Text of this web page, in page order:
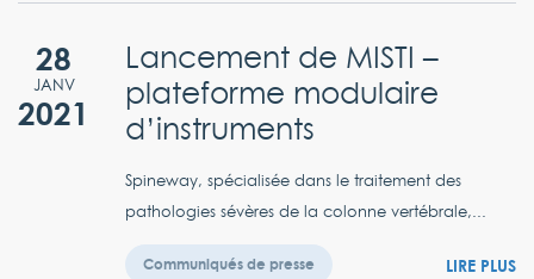
28
JANV
2021
Lancement de MISTI –
plateforme modulaire
d’instruments
Spineway, spécialisée dans le traitement des
pathologies sévères de la colonne vertébrale,...
Communiqués de presse LIRE PLUS